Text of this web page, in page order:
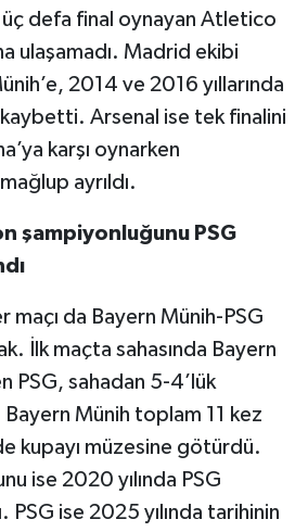
üç defa final oynayan Atletico
ulaşamadı. Madrid ekibi
2014 ve 2016 yıllarında
Arsenal ise tek finalini
karşı oynarken
ayrıldı.
şampiyonluğunu PSG
maçı da Bayern Münih-PSG
İlk maçta sahasında Bayern
PSG, sahadan 5-4’lük
Bayern Münih toplam 11 kez
kupayı müzesine götürdü.
ise 2020 yılında PSG
PSG ise 2025 yılında tarihinin